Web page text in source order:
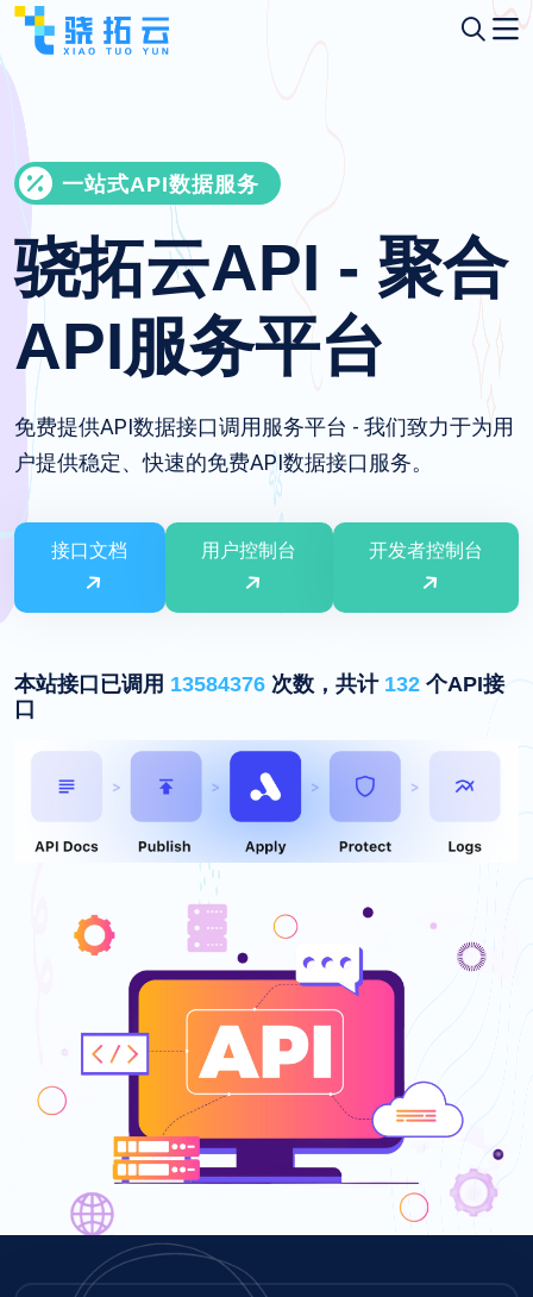
一站式API数据服务
骁拓云API - 聚合
API服务平台
免费提供API数据接口调用服务平台 - 我们致力于为用
户提供稳定、快速的免费API数据接口服务。
接口文档 用户控制台 开发者控制台
本站接口已调用 13584376 次数，共计 132 个API接
口